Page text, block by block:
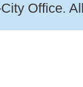
Office.